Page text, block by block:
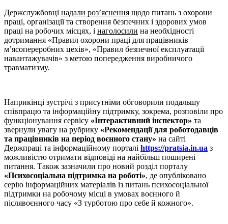
Держслужбовці надали роз’яснення щодо питань з охорони
праці, організації та створення безпечних і здорових умов
праці на робочих місцях, і наголосили на необхідності
дотримання «Правил охорони праці для працівників
м’ясопереробних цехів», «Правил безпечної експлуатації
навантажувачів» з метою попередження виробничого
травматизму.
Наприкінці зустрічі з присутніми обговорили подальшу
співпрацю та інформаційну підтримку, зокрема, розповіли про
функціонування сервісу «Інтерактивний інспектор» та
звернули увагу на рубрику «Рекомендації для роботодавців
та працівників на період воєнного стану» на сайті
Держпраці та інформаційному порталі https://pratsia.in.ua з
можливістю отримати відповіді на найбільш поширені
питання. Також зазначили про новий розділ порталу
«Психосоціальна підтримка на роботі», де опубліковано
серію інформаційних матеріалів із питань психосоціальної
підтримки на робочому місці в умовах воєнного й
післявоєнного часу «З турботою про себе й кожного».